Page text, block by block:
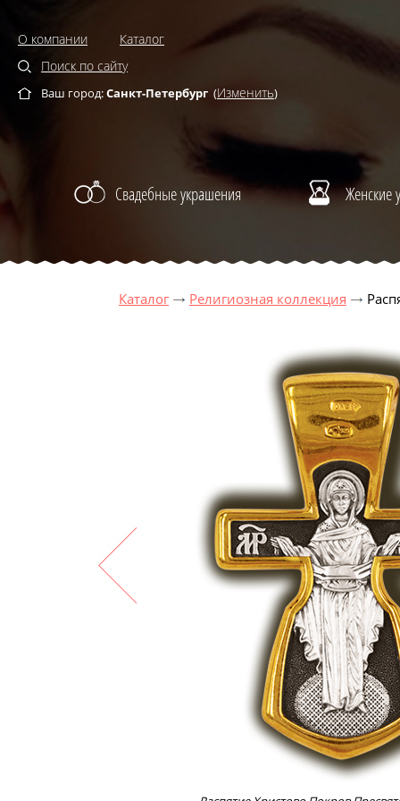
О компании
Каталог
Поиск по сайту
Ваш город:Санкт-Петербург (Изменить)
Свадебные украшения Женские
Каталог Религиозная коллекция